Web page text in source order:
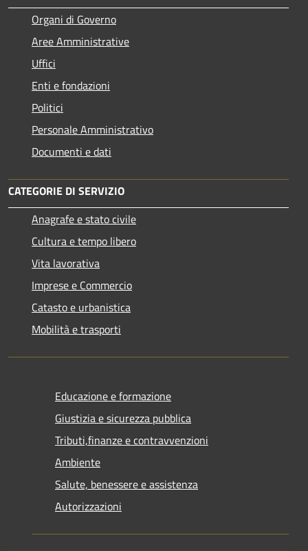
Organi di Governo
Aree Amministrative
Uffici
Enti e fondazioni
Politici
Personale Amministrativo
Documenti e dati
CATEGORIE DI SERVIZIO
Anagrafe e stato civile
Cultura e tempo libero
Vita lavorativa
Imprese e Commercio
Catasto e urbanistica
Mobilità e trasporti
Educazione e formazione
Giustizia e sicurezza pubblica
Tributi,finanze e contravvenzioni
Ambiente
Salute, benessere e assistenza
Autorizzazioni